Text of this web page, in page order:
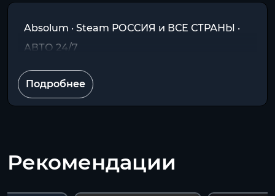
Absolum · Steam РОССИЯ и ВСЕ СТРАНЫ ·
АВТО 24/7
Подробнее
Рекомендации